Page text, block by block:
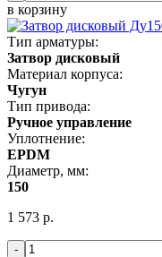
в корзину
Тип арматуры:
Затвор дисковый
Материал корпуса:
Чугун
Тип привода:
Ручное управление
Уплотнение:
EPDM
Диаметр, мм:
150
1 573 р.
-